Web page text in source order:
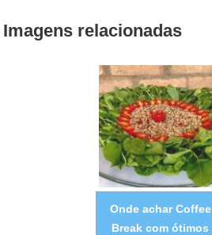
Imagens relacionadas
Onde achar Coffee
Break com ótimos